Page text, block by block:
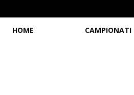
HOME CAMPIONATI